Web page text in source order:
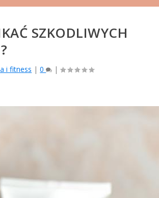
SZKODLIWYCH
i fitness |0 |